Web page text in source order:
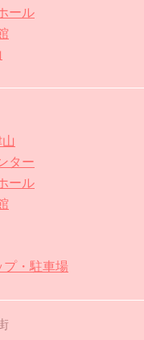
ール
ター
ール
プ・駐車場